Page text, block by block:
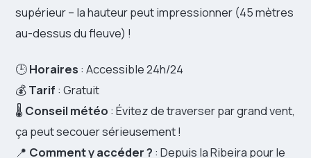
supérieur – la hauteur peut impressionner (45 mètres
au-dessus du fleuve) !
🕒Horaires : Accessible 24h/24
💰Tarif : Gratuit
🌡️ Conseil météo : Évitez de traverser par grand vent,
ça peut secouer sérieusement !
📍 Comment y accéder ? : Depuis la Ribeira pour le